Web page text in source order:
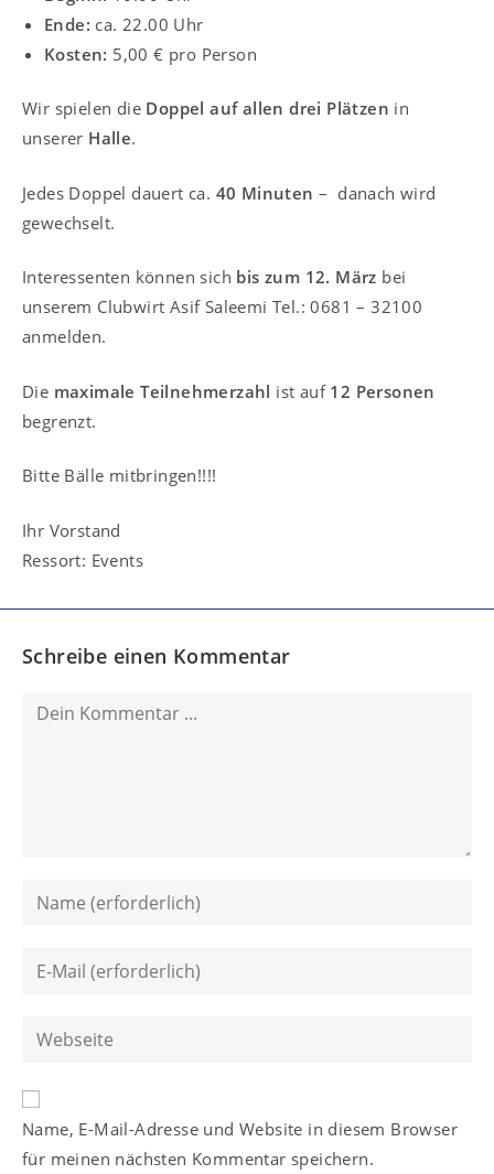
Ende: ca. 22.00 Uhr
Kosten: 5,00 € pro Person
Wir spielen die Doppel auf allen drei Plätzen in
unserer Halle.
Jedes Doppel dauert ca. 40 Minuten – danach wird
gewechselt.
Interessenten können sich bis zum 12. März bei
unserem Clubwirt Asif Saleemi Tel.: 0681 – 32100
anmelden.
Die maximale Teilnehmerzahl ist auf 12 Personen
begrenzt.
Bitte Bälle mitbringen!!!!
Ihr Vorstand
Ressort: Events
Schreibe einen Kommentar
Kommentieren
Gib
oder
zum
Gib
Mail-
zum
Kommentieren
ein
Gib
URL
ein
(optional)
Name, E-Mail-Adresse und Website in diesem Browser
für meinen nächsten Kommentar speichern.